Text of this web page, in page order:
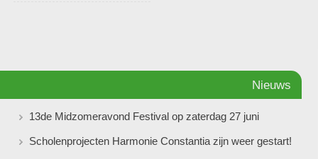
Nieuws
13de Midzomeravond Festival op zaterdag 27 juni
Scholenprojecten Harmonie Constantia zijn weer gestart!